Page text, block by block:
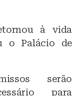
à vida
o Palácio de
serão
para